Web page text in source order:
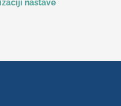
nastave